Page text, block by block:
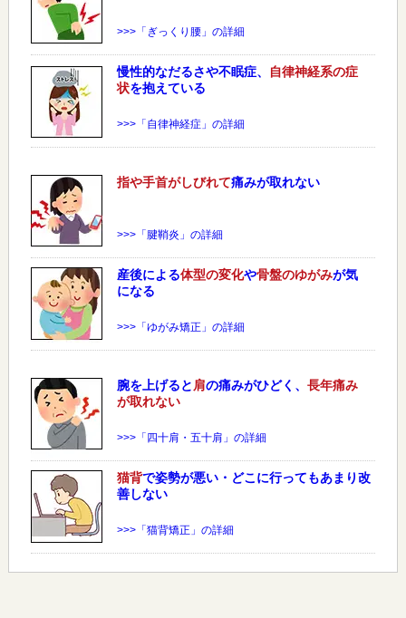
>>>「ぎっくり腰」の詳細
慢性的なだるさや不眠症、
自律神経系の症
状を抱えている
>>>「自律神経症」の詳細
指や手首がしびれて痛みが取れない
>>>「腱鞘炎」の詳細
産後による体型の変化や骨盤のゆがみが気
になる
>>>「ゆがみ矯正」の詳細
腕を上げると 肩の痛みがひどく、 長年痛み
が取れない
>>>「四十肩・五十肩」の詳細
猫背で姿勢が悪い・どこに行ってもあまり改
善しない
>>>「猫背矯正」の詳細